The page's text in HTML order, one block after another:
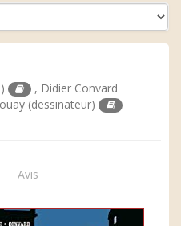
, Didier Convard
(dessinateur)
Avis